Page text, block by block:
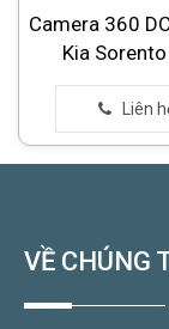
Camera 360
Kia
VỀ CHÚNG